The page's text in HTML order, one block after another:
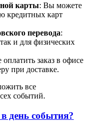
карты: Вы можете
кредитных карт
перевода:
и для физических
заказ в офисе
при доставке.
все
событий.
день события?